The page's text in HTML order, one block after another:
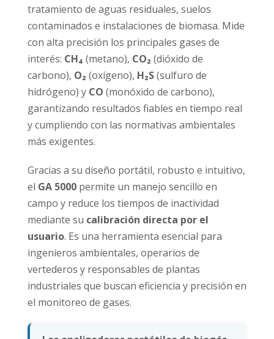
tratamiento de aguas residuales, suelos
contaminados e instalaciones de biomasa. Mide
con alta precisión los principales gases de
interés: CH₄ (metano), CO₂ (dióxido de
carbono), O₂ (oxígeno), H₂S(sulfuro de
hidrógeno) y CO (monóxido de carbono),
garantizando resultados fiables en tiempo real
y cumpliendo con las normativas ambientales
más exigentes.
Gracias a su diseño portátil, robusto e intuitivo,
el GA 5000 permite un manejo sencillo en
campo y reduce los tiempos de inactividad
mediante su calibración directa por el
usuario. Es una herramienta esencial para
ingenieros ambientales, operarios de
vertederos y responsables de plantas
industriales que buscan eficiencia y precisión en
el monitoreo de gases.